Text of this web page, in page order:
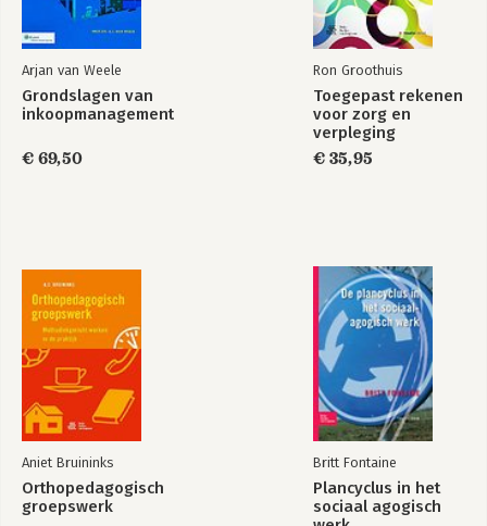
Arjan van Weele
Grondslagen van
inkoopmanagement
€ 69,50
Ron Groothuis
Toegepast rekenen
voor zorg en
verpleging
€ 35,95
Aniet Bruininks
Orthopedagogisch
groepswerk
Britt Fontaine
Plancyclus in het
sociaal agogisch